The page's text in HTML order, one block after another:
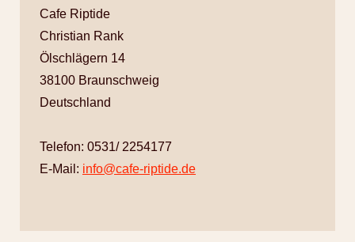
Cafe Riptide
Christian Rank
Ölschlägern 14
38100 Braunschweig
Deutschland
Telefon: 0531/ 2254177
E-Mail: info@cafe-riptide.de